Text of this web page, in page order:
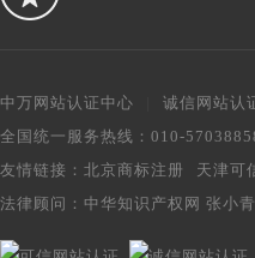
中万网站认证中心 诚信网站认
全国统一服务热线：010-
友情链接： 北京商标注册 天津可
法律顾问： 中华知识产权网 张小青